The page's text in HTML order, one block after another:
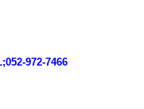
972-7466